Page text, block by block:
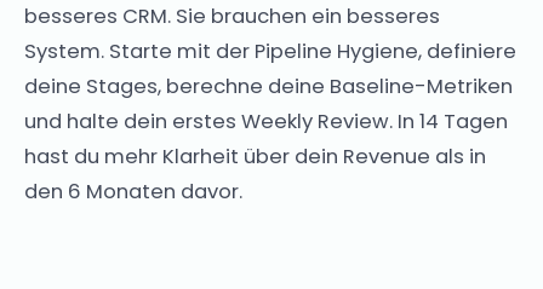
besseres CRM. Sie brauchen ein besseres
System. Starte mit der Pipeline Hygiene, definiere
deine Stages, berechne deine Baseline-Metriken
und halte dein erstes Weekly Review. In 14 Tagen
hast du mehr Klarheit über dein Revenue als in
den 6 Monaten davor.